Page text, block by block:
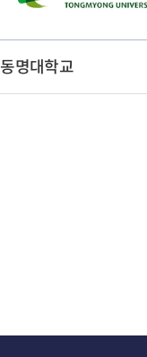
동명대학교